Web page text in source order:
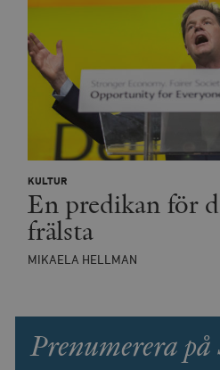
KULTUR
En predikan för
frälsta
MIKAELA HELLMAN
Prenumerera